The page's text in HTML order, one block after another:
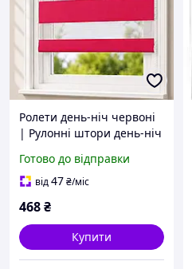
Ролети день-ніч червоні
| Рулонні штори день-ніч
квартири, будинку, офісу
та магазину
Готово до відправки
від47₴/міс
468₴
Купити